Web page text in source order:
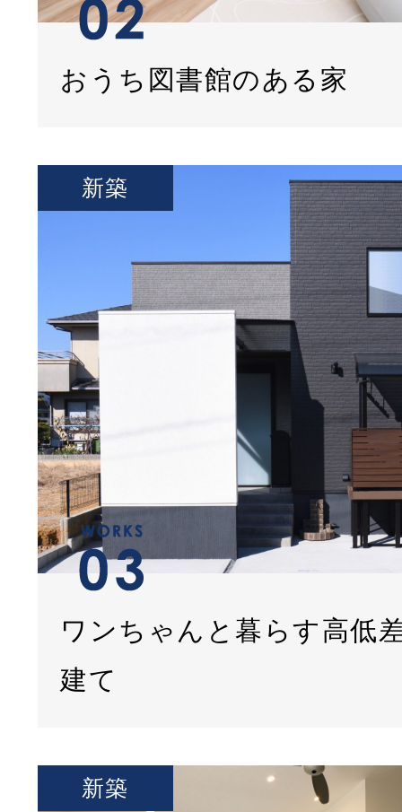
おうち図書館のある家
ワンちゃんと暮らす高低
建て
新築
新築